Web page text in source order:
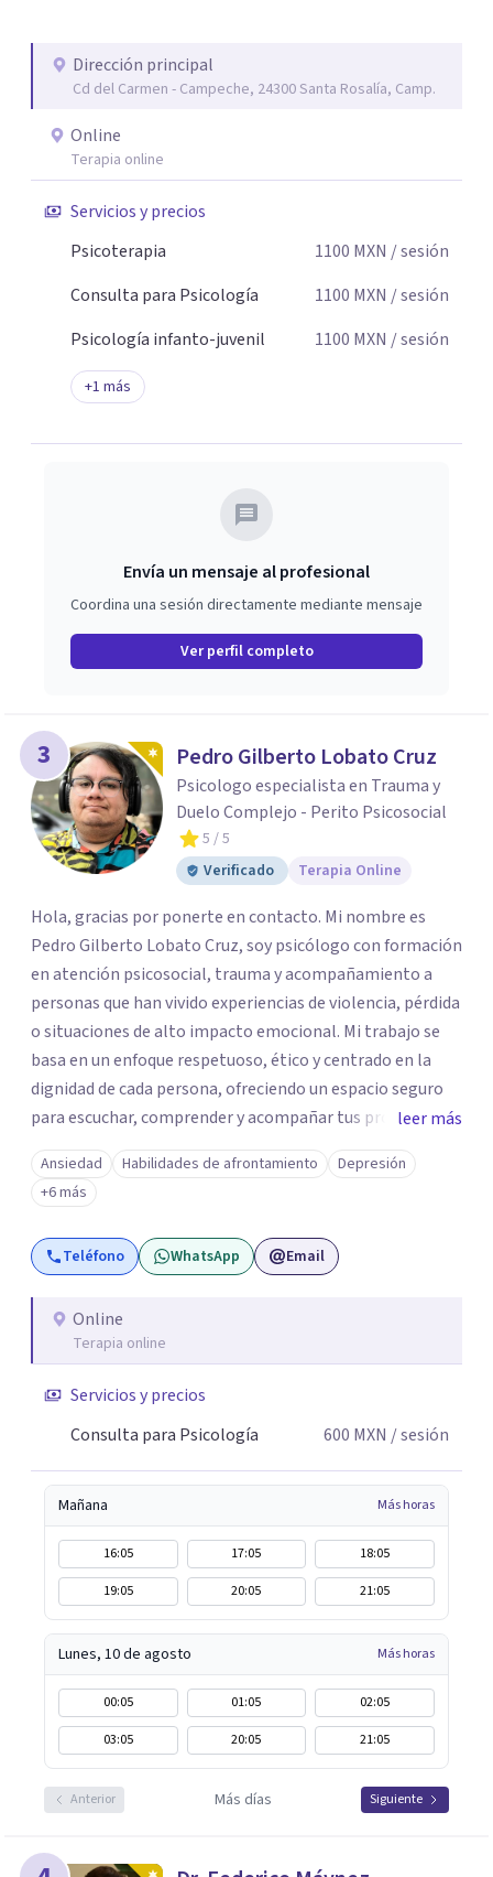
auténtica y comunicación clara y directa para darte
seguridad emocional y una dirección firme de tu proceso
de cambio.
Dirección principal
Cd del Carmen - Campeche, 24300 Santa Rosalía, Camp.
Online
Terapia online
Servicios y precios
Psicoterapia
1100 MXN / sesión
Consulta para Psicología
1100 MXN / sesión
Psicología infanto-juvenil
1100 MXN / sesión
+1 más
Envía un mensaje al profesional
Coordina una sesión directamente mediante mensaje
Ver perfil completo
3 Pedro Gilberto Lobato Cruz
Psicologo especialista en Trauma y
Duelo Complejo - Perito Psicosocial
5 / 5
Verificado
Terapia Online
Hola, gracias por ponerte en contacto. Mi nombre es
Pedro Gilberto Lobato Cruz, soy psicólogo con formación
en atención psicosocial, trauma y acompañamiento a
personas que han vivido experiencias de violencia, pérdida
o situaciones de alto impacto emocional. Mi trabajo se
basa en un enfoque respetuoso, ético y centrado en la
dignidad de cada persona, ofreciendo un espacio seguro
para escuchar, comprender y acompañar tus procesos
emocionales a tu propio ritmo. Creo firmemente en la
importancia de construir juntos herramientas que
fortalezcan el bienestar, la autonomía y el sentido de
vida. Será un gusto acompañarte en este proceso. Quedo
atento para resolver cualquier duda y acordar una cita. Un
leer más
Ansiedad Habilidades de afrontamiento
Depresión
+6 más
Teléfono WhatsApp Email
Online
Terapia online
Servicios y precios
Consulta para Psicología
600 MXN / sesión
Mañana Más horas
16:05 17:05
18:05
19:05
20:05 21:05
Lunes, 10 de agosto Más horas
00:05 01:05
02:05
03:05
20:05 21:05
Anterior Más días Siguiente